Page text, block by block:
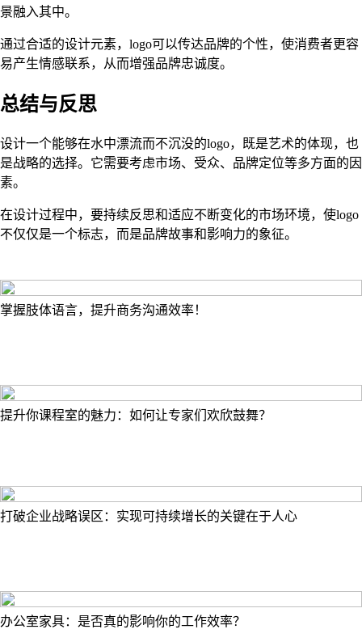
景融入其中。
通过合适的设计元素，logo可以传达品牌的个性，使消费者更容
易产生情感联系，从而增强品牌忠诚度。
总结与反思
设计一个能够在水中漂流而不沉没的logo，既是艺术的体现，也
是战略的选择。它需要考虑市场、受众、品牌定位等多方面的因
素。
在设计过程中，要持续反思和适应不断变化的市场环境，使logo
不仅仅是一个标志，而是品牌故事和影响力的象征。
掌握肢体语言，提升商务沟通效率！
提升你课程室的魅力：如何让专家们欢欣鼓舞？
打破企业战略误区：实现可持续增长的关键在于人心
办公室家具：是否真的影响你的工作效率？